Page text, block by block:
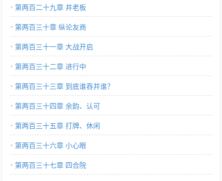
第两百二十九章 井老板
第两百三十章 纵论友商
第两百三十一章 大战开启
第两百三十二章 进行中
第两百三十三章 到底谁吞并谁？
第两百三十四章 余韵、认可
第两百三十五章 打牌、休闲
第两百三十六章 小心眼
第两百三十七章 四合院